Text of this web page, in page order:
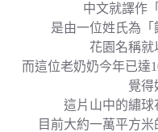
中文就譯作
是由一位姓氏為
花園名稱就
而這位老奶奶今年已達
覺得
這片山中的繡
目前大約一萬平方